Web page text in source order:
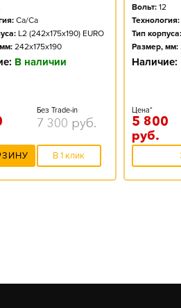
Ca/Ca
L2 (242x175x190) EURO
242x175x190
В наличии
Без Trade-in
7 300 руб.
В 1 клик
Вольт: 12
Технология:
Тип корпуса:
Размер, мм:
Наличие:
Цена*
5 800
руб.